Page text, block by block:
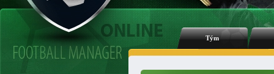
Tým